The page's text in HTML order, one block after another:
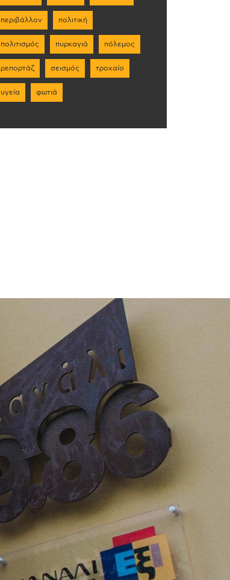
περιβάλλον πολιτική
πολιτισμός πυρκαγιά πόλεμος
ρεπορτάζ σεισμός τροχαίο
υγεία φωτιά